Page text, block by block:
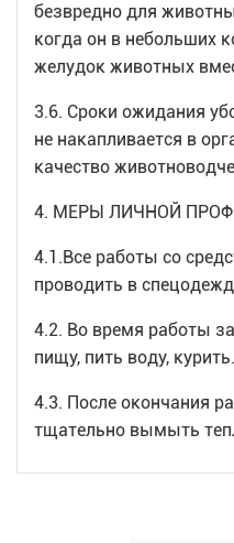
безвредно для
когда он в небольших
желудок животных
3.6. Сроки ожидания
не накапливается в
качество
4. МЕРЫ ЛИЧНОЙ
4.1.Все работы со
проводить в
4.2. Во время работы
пищу, пить воду, курить.
4.3. После окончания
тщательно вымыть